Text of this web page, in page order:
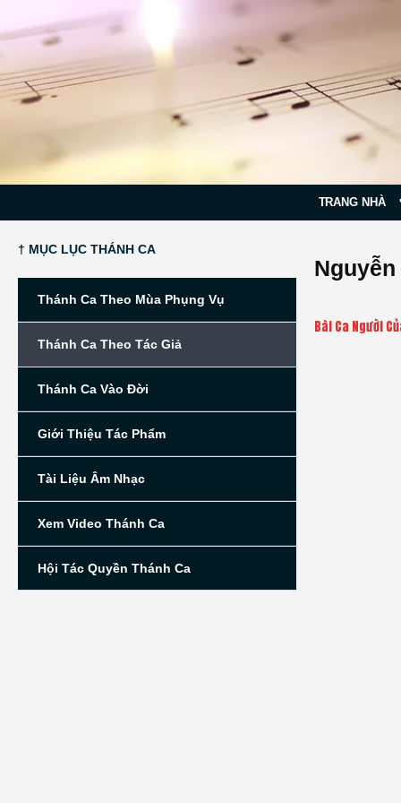
TRANG NHÀ
Bài Ca Người
† MỤC LỤC THÁNH CA
Thánh Ca Theo Mùa Phụng Vụ
Thánh Ca Theo Tác Giả
Thánh Ca Vào Đời
Giới Thiệu Tác Phẩm
Tài Liệu Âm Nhạc
Xem Video Thánh Ca
Hội Tác Quyền Thánh Ca